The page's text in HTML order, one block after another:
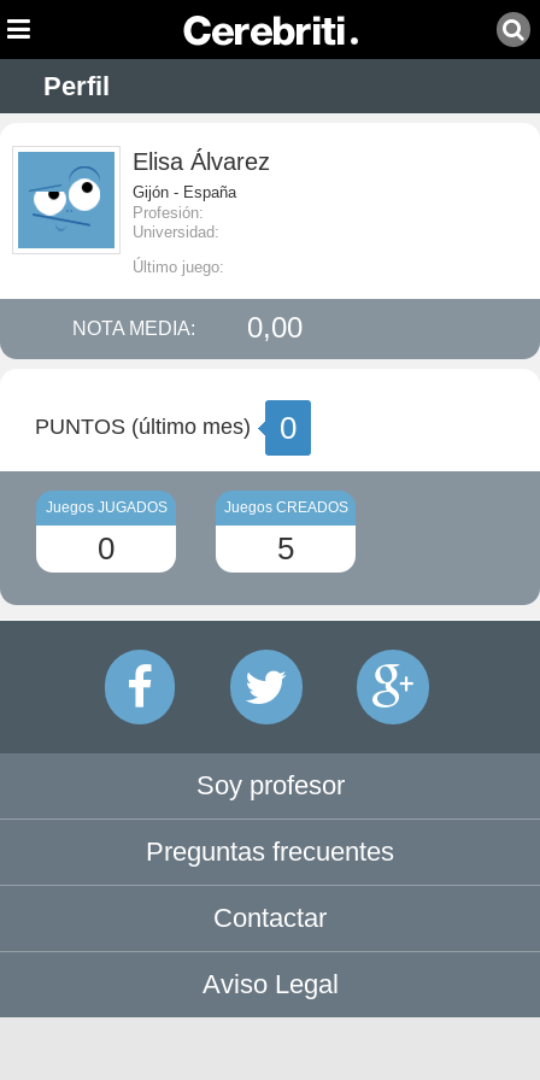
Perfil
Elisa Álvarez
Gijón - España
Profesión:
Universidad:
Último juego:
NOTA MEDIA: 0,00
PUNTOS (último mes) 0
Juegos JUGADOS
0
Juegos CREADOS
5
Soy profesor
Preguntas frecuentes
Contactar
Aviso Legal